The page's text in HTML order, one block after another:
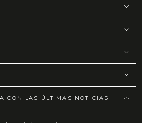
CON LAS ÚLTIMAS NOTICIAS